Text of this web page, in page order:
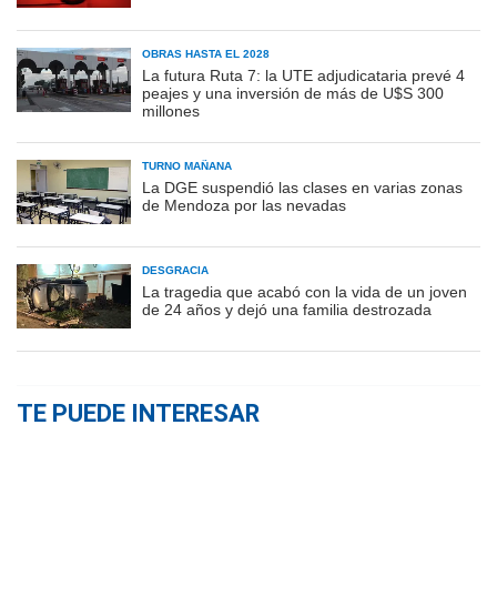
OBRAS HASTA EL 2028
La futura Ruta 7: la UTE adjudicataria prevé 4
peajes y una inversión de más de U$S 300
millones
TURNO MAÑANA
La DGE suspendió las clases en varias zonas
de Mendoza por las nevadas
DESGRACIA
La tragedia que acabó con la vida de un joven
de 24 años y dejó una familia destrozada
TE PUEDE INTERESAR